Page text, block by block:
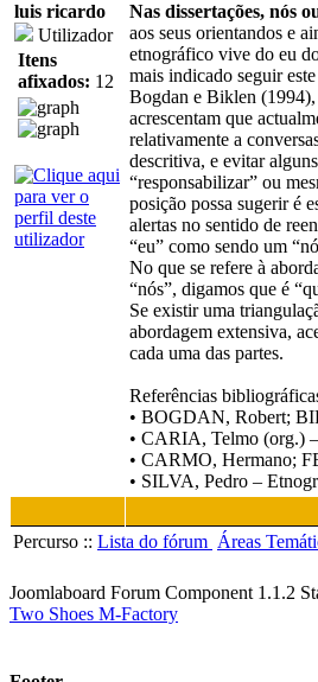
luis ricardo
Utilizador
Itens
afixados: 12
Nas dissertações, nós
aos seus orientandos e
etnográfico vive do eu
mais indicado seguir
Bogdan e Biklen
acrescentam que
relativamente a
descritiva, e evitar
“responsabilizar” ou
posição possa sugerir é
alertas no sentido de
“eu” como sendo um
No que se refere à
“nós”, digamos que é
Se existir uma
abordagem extensiva,
cada uma das partes.
Referências
• BOGDAN, Robert;
• CARIA, Telmo (org.)
• CARMO, Hermano;
• SILVA, Pedro –
Percurso :: Lista do fórum Áreas
Joomlaboard Forum Component 1.1.2
Two Shoes M-Factory